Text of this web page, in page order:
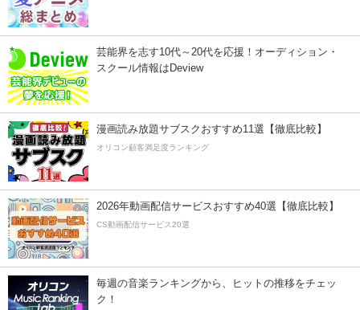
芸能界を志す10代～20代を応援！オーディション・
スクール情報はDeview
漫画読み放題サブスクおすすめ11選【徹底比較】
オリコン顧客満足度ランキング
2026年動画配信サービスおすすめ40選【徹底比較】
CS動画配信サービス20選
毎週の音楽ランキングから、ヒットの推移をチェッ
ク！